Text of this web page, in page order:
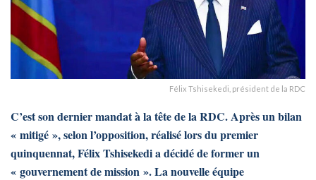
Félix Tshisekedi, président de la RDC
C’est son dernier mandat à la tête de la RDC. Après un bilan
« mitigé », selon l’opposition, réalisé lors du premier
quinquennat, Félix Tshisekedi a décidé de former un
« gouvernement de mission ». La nouvelle équipe